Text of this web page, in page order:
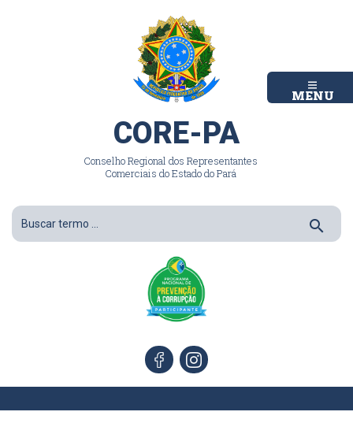
MENU
CORE-PA
Conselho Regional dos Representantes
Comerciais do Estado do Pará
search